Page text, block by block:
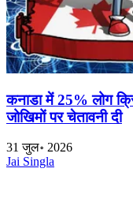
कनाडा में 25% लोग
जोखिमों पर चेतावनी दी
31 जुल॰ 2026
Jai Singla